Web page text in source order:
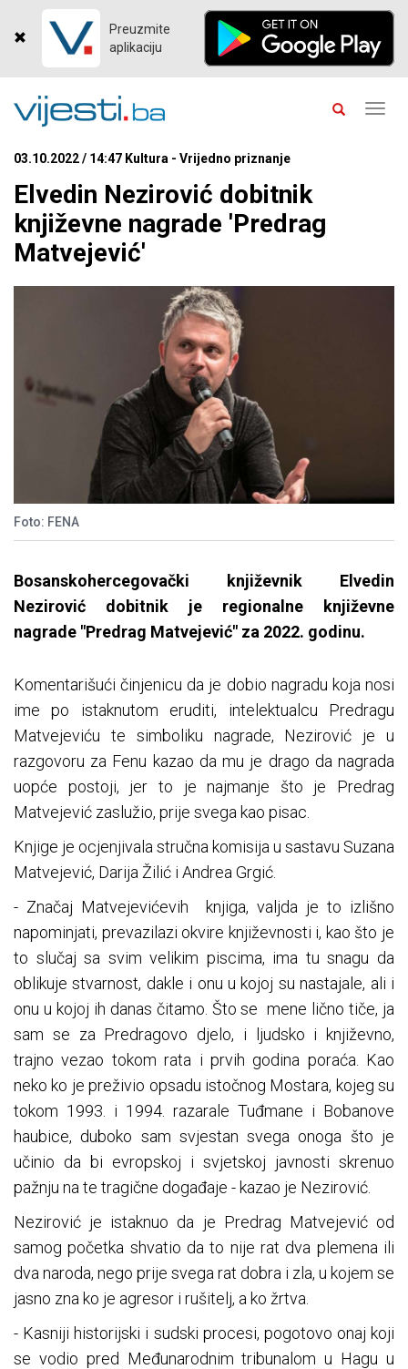
Preuzmite
aplikaciju
03.10.2022 / 14:47 Kultura - Vrijedno priznanje
Elvedin Nezirović dobitnik
književne nagrade 'Predrag
Matvejević'
Foto: FENA
Bosanskohercegovački književnik Elvedin
Nezirović dobitnik je regionalne književne
nagrade "Predrag Matvejević" za 2022. godinu.
Komentarišući činjenicu da je dobio nagradu koja nosi
ime po istaknutom eruditi, intelektualcu Predragu
Matvejeviću te simboliku nagrade, Nezirović je u
razgovoru za Fenu kazao da mu je drago da nagrada
uopće postoji, jer to je najmanje što je Predrag
Matvejević zaslužio, prije svega kao pisac.
Knjige je ocjenjivala stručna komisija u sastavu Suzana
Matvejević, Darija Žilić i Andrea Grgić.
- Značaj Matvejevićevih knjiga, valjda je to izlišno
napominjati, prevazilazi okvire književnosti i, kao što je
to slučaj sa svim velikim piscima, ima tu snagu da
oblikuje stvarnost, dakle i onu u kojoj su nastajale, ali i
onu u kojoj ih danas čitamo. Što se mene lično tiče, ja
sam se za Predragovo djelo, i ljudsko i književno,
trajno vezao tokom rata i prvih godina poraća. Kao
neko ko je preživio opsadu istočnog Mostara, kojeg su
tokom 1993. i 1994. razarale Tuđmane i Bobanove
haubice, duboko sam svjestan svega onoga što je
učinio da bi evropskoj i svjetskoj javnosti skrenuo
pažnju na te tragične događaje - kazao je Nezirović.
Nezirović je istaknuo da je Predrag Matvejević od
samog početka shvatio da to nije rat dva plemena ili
dva naroda, nego prije svega rat dobra i zla, u kojem se
jasno zna ko je agresor i rušitelj, a ko žrtva.
- Kasniji historijski i sudski procesi, pogotovo onaj koji
se vodio pred Međunarodnim tribunalom u Hagu u